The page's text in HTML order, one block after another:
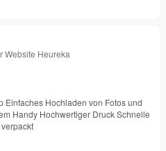
Website Heureka
Hochladen von Fotos und
Handy Hochwertiger Druck Schnelle